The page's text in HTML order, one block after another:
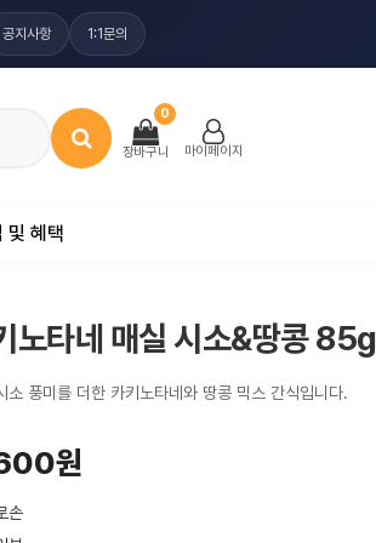
공지사항 1:1문의
장바구니
0
마이페이지
및 혜택
노타네 매실 시소&땅콩 85g
소 풍미를 더한 카키노타네와 땅콩 믹스 간식입니다.
원
손